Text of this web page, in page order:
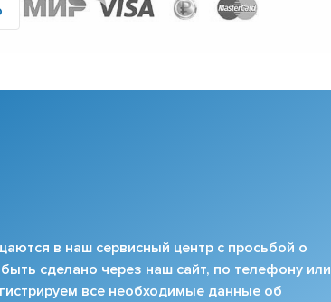
в наш сервисный центр с просьбой о
сделано через наш сайт, по телефону или
все необходимые данные об